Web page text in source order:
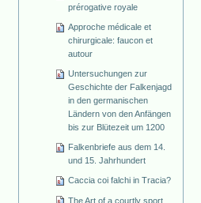
prérogative royale
Approche médicale et
chirurgicale: faucon et
autour
Untersuchungen zur
Geschichte der Falkenjagd
in den germanischen
Ländern von den Anfängen
bis zur Blütezeit um 1200
Falkenbriefe aus dem 14.
und 15. Jahrhundert
Caccia coi falchi in Tracia?
The Art of a courtly sport